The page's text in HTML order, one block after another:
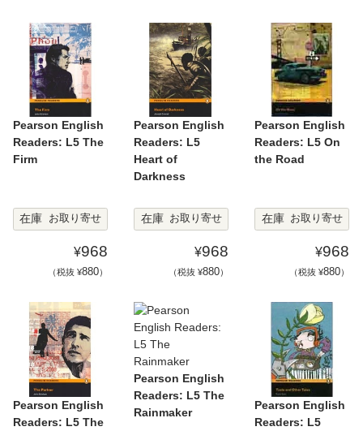
Pearson English
Readers: L5 The
Firm
在庫 お取り寄せ
¥968
（税抜 ¥880）
Pearson English
Readers: L5
Heart of
Darkness
在庫 お取り寄せ
¥968
（税抜 ¥880）
Pearson English
Readers: L5 On
the Road
在庫 お取り寄せ
¥968
（税抜 ¥880）
Pearson English
Readers: L5 The
Pearson English
Readers: L5 The
Rainmaker
Pearson English
Readers: L5